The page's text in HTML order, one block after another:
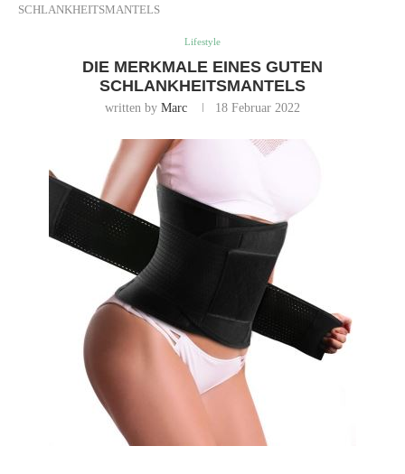
SCHLANKHEITSMANTELS
Lifestyle
DIE MERKMALE EINES GUTEN
SCHLANKHEITSMANTELS
written by Marc 18 Februar 2022